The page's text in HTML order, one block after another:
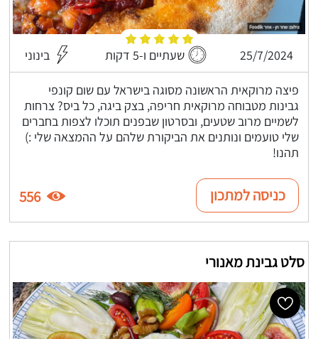
25/7/2024 שעתיים ו-5 דקות בינוני
פיצה מרוקאית הראשונה מסוגה בישראל עם שום קונפי
גבינות מטבוחה מרוקאית חריפה, בצק ביגה, כל ביס? צרחות
לשמיים מרוב שטעים, ובסרטון שבפנים תוכלו לצפות בחברים
שלי טועמים ונותנים את הביקורת שלהם על ההמצאה שלי :)
תהנו!
כניסה למתכון 556
סלט גבינת מאנורי